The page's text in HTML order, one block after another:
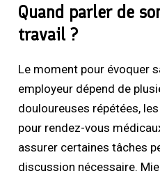
Quand parler de
travail ?
Le moment pour évoquer
employeur dépend de
douloureuses répétées,
pour rendez-vous
assurer certaines tâches
discussion nécessaire.